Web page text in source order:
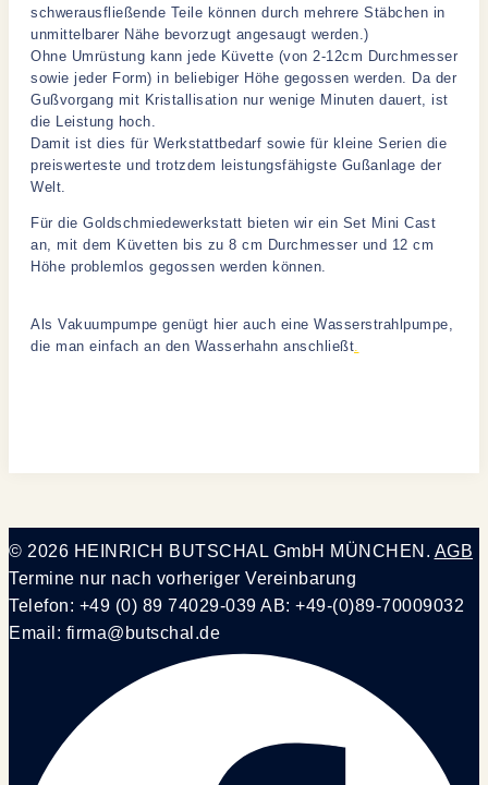
schwerausfließende Teile können durch mehrere Stäbchen in
unmittelbarer Nähe bevorzugt angesaugt werden.)
Ohne Umrüstung kann jede Küvette (von 2-12cm Durchmesser
sowie jeder Form) in beliebiger Höhe gegossen werden. Da der
Gußvorgang mit Kristallisation nur wenige Minuten dauert, ist
die Leistung hoch.
Damit ist dies für Werkstattbedarf sowie für kleine Serien die
preiswerteste und trotzdem leistungsfähigste Gußanlage der
Welt.
Für die Goldschmiedewerkstatt bieten wir ein Set Mini Cast
an, mit dem Küvetten bis zu 8 cm Durchmesser und 12 cm
Höhe problemlos gegossen werden können.
Als Vakuumpumpe genügt hier auch eine Wasserstrahlpumpe,
die man einfach an den Wasserhahn anschließt
© 2026 HEINRICH BUTSCHAL GmbH MÜNCHEN. AGB
Termine nur nach vorheriger Vereinbarung
Telefon: +49 (0) 89 74029-039 AB: +49-(0)89-70009032
Email: firma@butschal.de